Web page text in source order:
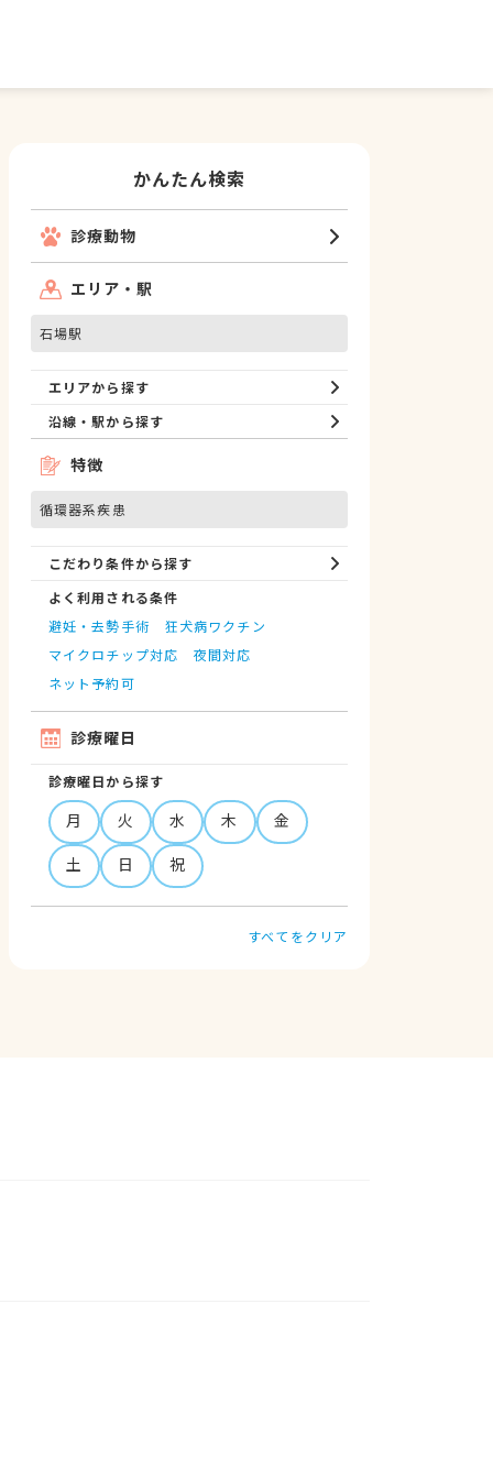
かんたん検索
診療動物
エリア・駅
石場駅
エリアから探す
沿線・駅から探す
特徴
循環器系疾患
こだわり条件から探す
よく利用される条件
避妊・去勢手術
狂犬病ワクチン
マイクロチップ対応
夜間対応
ネット予約可
診療曜日
診療曜日から探す
月 火 水 木
金
土
日 祝
すべてをクリア